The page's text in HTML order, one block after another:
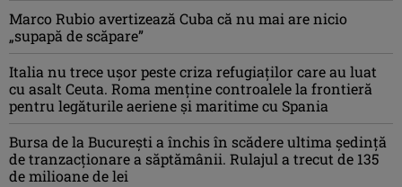
Marco Rubio avertizează Cuba că nu mai are nicio
„supapă de scăpare”
Italia nu trece ușor peste criza refugiaților care au luat
cu asalt Ceuta. Roma menține controalele la frontieră
pentru legăturile aeriene și maritime cu Spania
Bursa de la București a închis în scădere ultima ședință
de tranzacționare a săptămânii. Rulajul a trecut de 135
de milioane de lei